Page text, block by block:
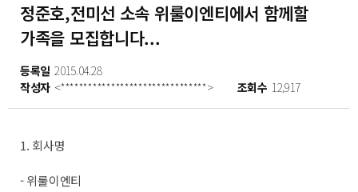
정준호,전미선 소속 위룰이엔티에서 함께할
가족을 모집합니다...
등록일 2015.04.28
작성자 <********************************> 조회수 12,917
1. 회사명
- 위룰이엔티